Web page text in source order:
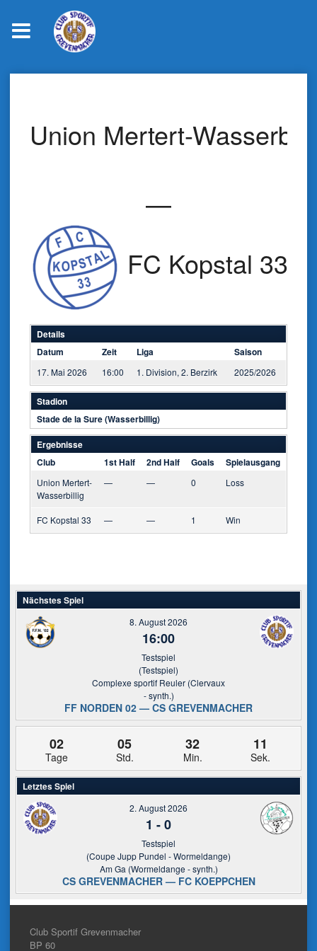
Union Mertert-
—
FC Kopstal 33
Details
Datum
Zeit Liga Saison
17. Mai 2026 16:00 1. Division, 2. Berzirk 2025/2026
Stadion
Stade de la Sure (Wasserbillig)
Ergebnisse
Club
1st Half 2nd Half Goals Spielausgang
Union Mertert-
Wasserbillig
— — 0 Loss
FC Kopstal 33 — — 1 Win
Nächstes Spiel
8. August 2026
16:00
Testspiel
(Testspiel)
Complexe sportif Reuler (Clervaux
- synth.)
FF NORDEN 02 — CS GREVENMACHER
02
Tage
05
Std.
32
Min.
11
Sek.
Letztes Spiel
2. August 2026
1 -0
Testspiel
(Coupe Jupp Pundel - Wormeldange)
Am Ga (Wormeldange - synth.)
CS GREVENMACHER — FC KOEPPCHEN
Club Sportif Grevenmacher
BP 60